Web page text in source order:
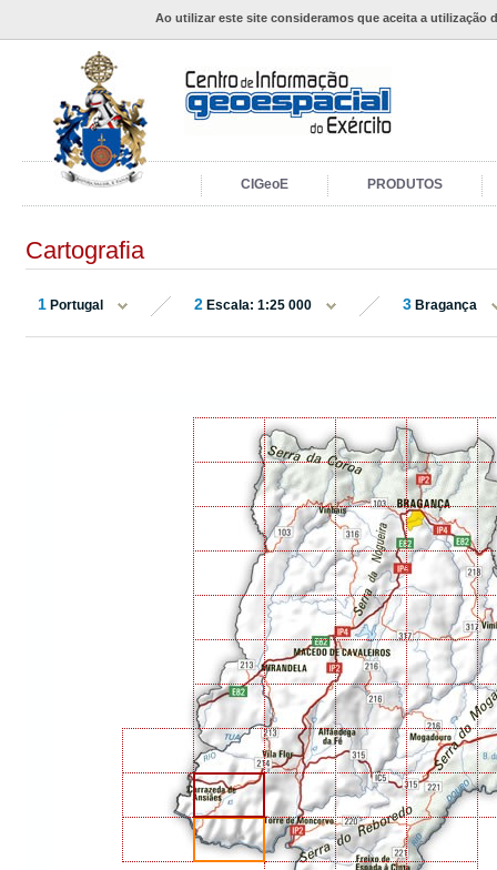
Ao utilizar este site consideramos que aceita a utilização
CIGeoE PRODUTOS
Cartografia
1 Portugal 2 Escala: 1:25 000 3 Bragança